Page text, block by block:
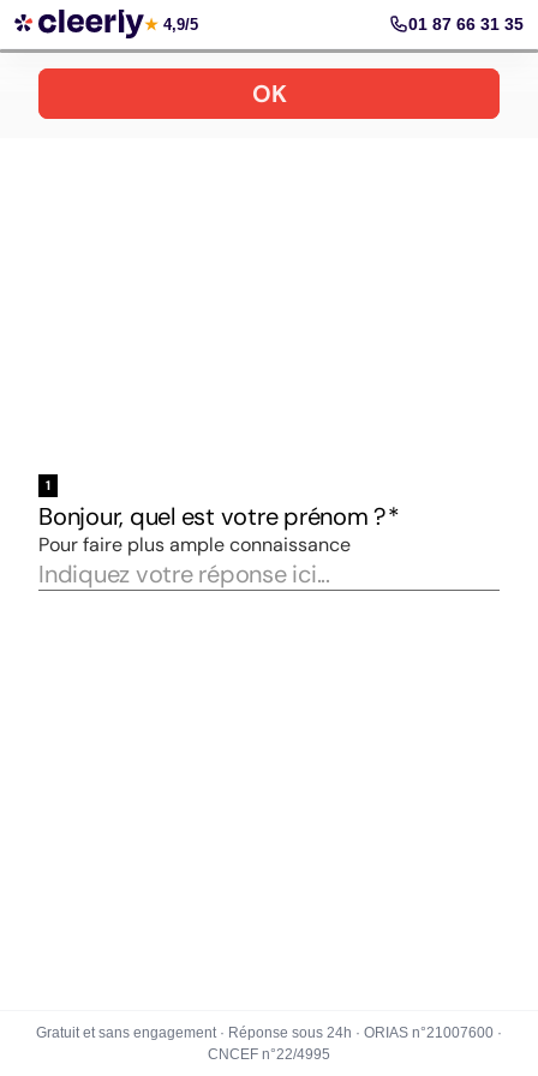
Votre simulation gratuite et personnalisée
★ 4,9/5 01 87 66 31 35
Gratuit et sans engagement · Réponse sous 24h · ORIAS n°21007600 ·
CNCEF n°22/4995